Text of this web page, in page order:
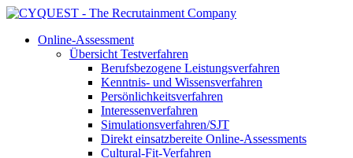
Online-Assessment
Übersicht Testverfahren
Berufsbezogene Leistungsverfahren
Kenntnis- und Wissensverfahren
Persönlichkeitsverfahren
Interessenverfahren
Simulationsverfahren/SJT
Direkt einsatzbereite Online-Assessments
Cultural-Fit-Verfahren